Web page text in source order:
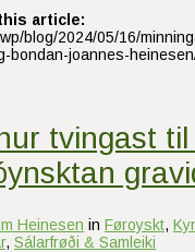
article:
blog/2024/05/16/
bondan-joannes-
tvingast
Heinesen in Føroyskt,
, Sálarfrøði & Samleiki